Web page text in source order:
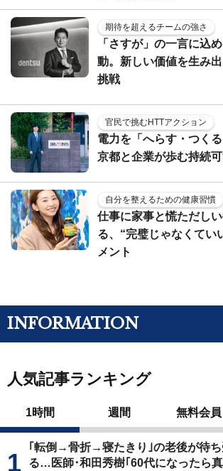
期待を超えるチームの強さ
「さすが」の一言に込
動。新しい価値を生み
挑戦
官民で挑むHTTアクション
電力を「へらす・つく
京都と企業が歩む持続
自分を整えるための健康習慣
仕事に家事と慌ただし
る、“完璧じゃなくてい
メント
INFORMATION
人気記事ランキング
1時間 週間 無料会員
｢転倒→骨折→寝たきり｣の老後が待
る…医師･和田秀樹｢60代になったら